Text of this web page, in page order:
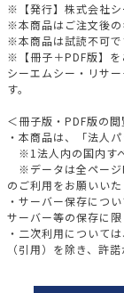
※【発行】株式会社
※本商品はご注文後の
※本商品は試読不可で
※【冊子＋PDF版】を
シーエムシー・リサ
す。
＜冊子版・PDF版の
・本商品は、「法人
※1法人内の国内す
※データは全ページ
のご利用をお願いいた
・サーバー保存につ
サーバー等の保存に限
・二次利用について
（引用）を除き、許